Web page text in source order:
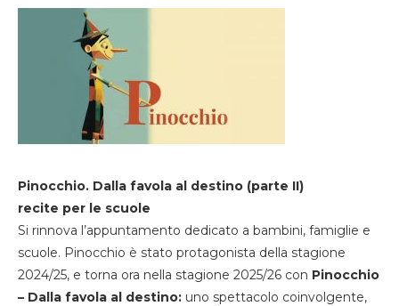
Pinocchio. Dalla favola al destino (parte II)
recite per le scuole
Si rinnova l’appuntamento dedicato a bambini, famiglie e
scuole. Pinocchio è stato protagonista della stagione
2024/25, e torna ora nella stagione 2025/26 con Pinocchio
– Dalla favola al destino: uno spettacolo coinvolgente,